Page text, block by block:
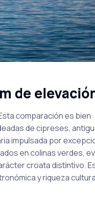
de
Esta comparación es bien
de cipreses,
impulsada por
en colinas verdes,
croata distintivo.
y riqueza